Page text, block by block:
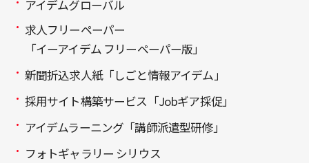
アイデムグローバル
求人フリーペーパー
「イーアイデム フリーペーパー版」
新聞折込求人紙「しごと情報アイデム」
採用サイト構築サービス「Jobギア採促」
アイデムラーニング「講師派遣型研修」
フォトギャラリー シリウス